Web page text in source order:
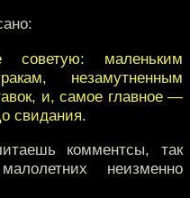
маленьким
незамутненным
и, самое главное —
свидания.
комментсы, так
неизменно